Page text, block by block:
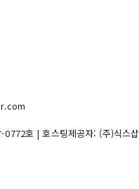
0772호 | 호스팅제공자: (주)식스샵